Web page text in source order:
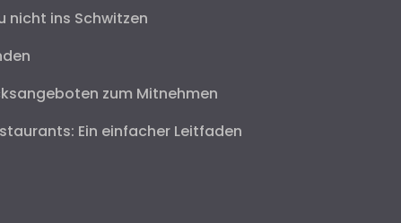
nicht ins Schwitzen
zum Mitnehmen
Ein einfacher Leitfaden